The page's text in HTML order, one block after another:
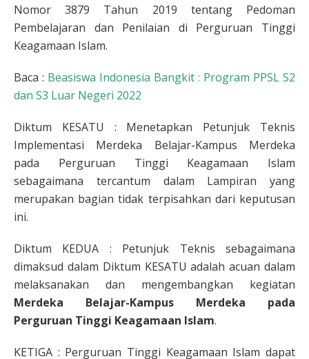
Nomor 3879 Tahun 2019 tentang Pedoman
Pembelajaran dan Penilaian di Perguruan Tinggi
Keagamaan Islam.
Baca : Beasiswa Indonesia Bangkit : Program PPSL S2
dan S3 Luar Negeri 2022
Diktum KESATU : Menetapkan Petunjuk Teknis
Implementasi Merdeka Belajar-Kampus Merdeka
pada Perguruan Tinggi Keagamaan Islam
sebagaimana tercantum dalam Lampiran yang
merupakan bagian tidak terpisahkan dari keputusan
ini.
Diktum KEDUA : Petunjuk Teknis sebagaimana
dimaksud dalam Diktum KESATU adalah acuan dalam
melaksanakan dan mengembangkan kegiatan
Merdeka Belajar-Kampus Merdeka pada
Perguruan Tinggi Keagamaan Islam.
KETIGA : Perguruan Tinggi Keagamaan Islam dapat